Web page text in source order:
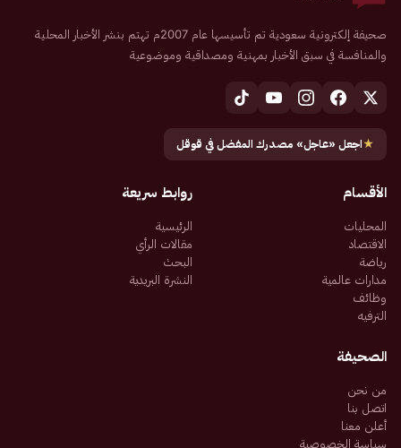
صحيفة إلكترونية سعودية تم تأسيسها عام 2007م تهتم بنشر الأخبار المحلية
والمنافسة في سبق الأخبار بمهنية ومصداقية وموضوعية
★اجعل «عاجل» مصدرك المفضل في قوقل
الأقسام
المحليات
الاقتصاد
رياضة
مدارات عالمية
وظائف
الترفيه
روابط سريعة
الرئيسية
مقالات الرأي
البحث
النشرة البريدية
الصحيفة
من نحن
اتصل بنا
أعلن معنا
سياسة الخصوصية